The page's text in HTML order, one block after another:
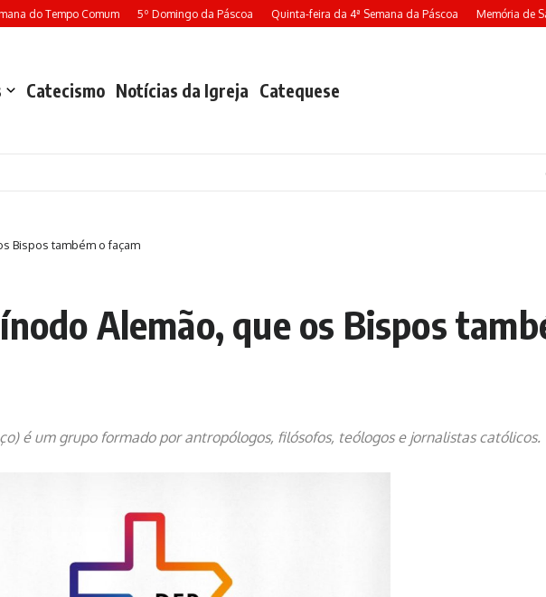
do Tempo Comum 5º Domingo da Páscoa Quinta-feira da 4ª Semana da Páscoa Memória de
Catecismo Notícias da Igreja Catequese
Bispos também o façam
Alemão, que os Bispos
é um grupo formado por antropólogos, filósofos, teólogos e jornalistas católicos.